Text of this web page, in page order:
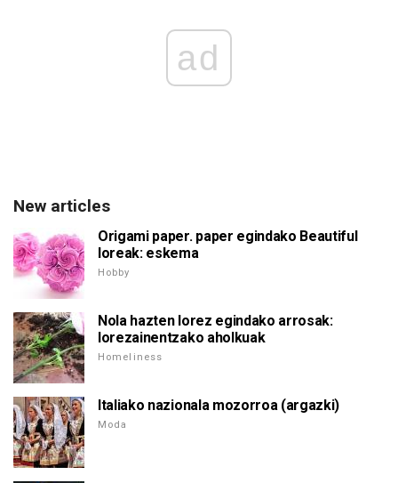
ad
New articles
Origami paper. paper egindako Beautiful
loreak: eskema
Hobby
Nola hazten lorez egindako arrosak:
lorezainentzako aholkuak
Homeliness
Italiako nazionala mozorroa (argazki)
Moda